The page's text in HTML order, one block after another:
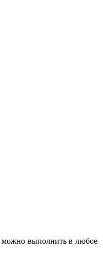
можно выполнить в любое